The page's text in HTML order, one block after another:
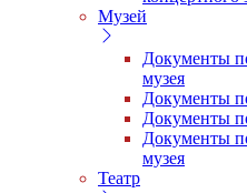
Музей
Документы
музея
Документы
Документы
Документы
музея
Театр